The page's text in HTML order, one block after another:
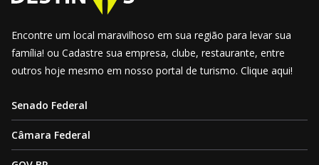
Encontre um local maravilhoso em sua região para levar sua
família! ou Cadastre sua empresa, clube, restaurante, entre
outros hoje mesmo em nosso portal de turismo. Clique aqui!
Senado Federal
Câmara Federal